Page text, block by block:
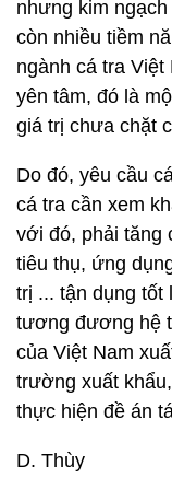
nhưng kim
còn nhiều tiềm
ngành cá tra
yên tâm, đó là
giá trị chưa chặt
Do đó, yêu cầu
cá tra cần xem
với đó, phải tăng
tiêu thụ, ứng
trị ... tận dụng tốt
tương đương hệ
của Việt Nam
trường xuất
thực hiện đề án
D. Thùy